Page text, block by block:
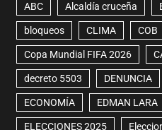
ABC Alcaldía cruceña
bloqueos CLIMA COB
Copa Mundial FIFA 2026
decreto 5503 DENUNCIA
ECONOMÍA EDMAN LARA
ELECCIONES 2025